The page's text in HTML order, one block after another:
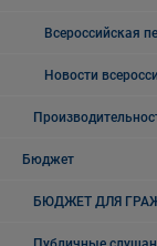
Всероссийская
Новости
Бюджет
БЮДЖЕТ ДЛЯ